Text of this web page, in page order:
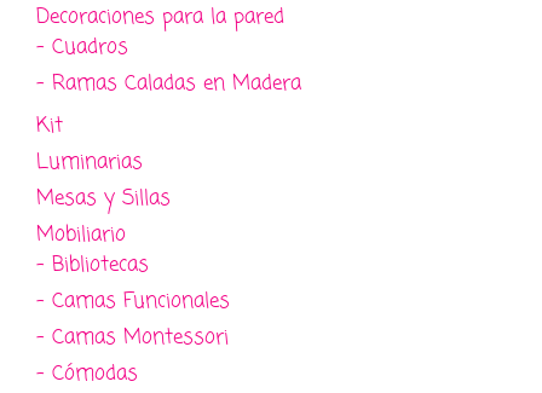
Decoraciones para la pared
- Cuadros
- Ramas Caladas en Madera
Kit
Luminarias
Mesas y Sillas
Mobiliario
- Bibliotecas
- Camas Funcionales
- Camas Montessori
- Cómodas